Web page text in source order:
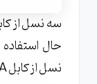
حال
نسل از کابل SATA را بریتان قرار داده ایم.